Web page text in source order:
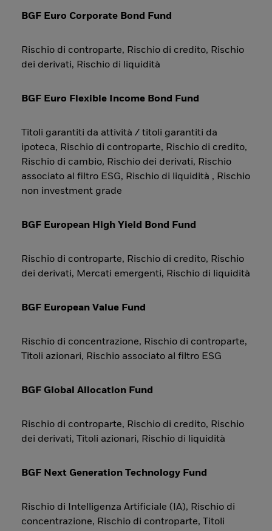
BGF Euro Corporate Bond Fund
Rischio di controparte, Rischio di credito, Rischio
dei derivati, Rischio di liquidità
BGF Euro Flexible Income Bond Fund
Titoli garantiti da attività / titoli garantiti da
ipoteca, Rischio di controparte, Rischio di credito,
Rischio di cambio, Rischio dei derivati, Rischio
associato al filtro ESG, Rischio di liquidità , Rischio
non investment grade
BGF European High Yield Bond Fund
Rischio di controparte, Rischio di credito, Rischio
dei derivati, Mercati emergenti, Rischio di liquidità
BGF European Value Fund
Rischio di concentrazione, Rischio di controparte,
Titoli azionari, Rischio associato al filtro ESG
BGF Global Allocation Fund
Rischio di controparte, Rischio di credito, Rischio
dei derivati, Titoli azionari, Rischio di liquidità
BGF Next Generation Technology Fund
Rischio di Intelligenza Artificiale (IA), Rischio di
concentrazione, Rischio di controparte, Titoli